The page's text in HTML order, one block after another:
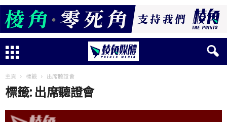
主頁 標籤 出席聽證會
標籤: 出席聽證會